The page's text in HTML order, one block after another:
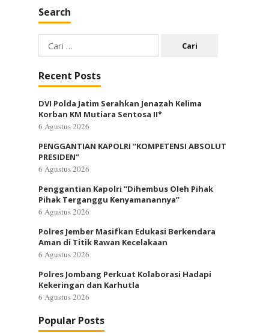
Search
Cari
untuk:
Recent Posts
DVI Polda Jatim Serahkan Jenazah Kelima
Korban KM Mutiara Sentosa II*
6 Agustus 2026
PENGGANTIAN KAPOLRI “KOMPETENSI ABSOLUT
PRESIDEN”
6 Agustus 2026
Penggantian Kapolri “Dihembus Oleh Pihak
Pihak Terganggu Kenyamanannya”
6 Agustus 2026
Polres Jember Masifkan Edukasi Berkendara
Aman di Titik Rawan Kecelakaan
6 Agustus 2026
Polres Jombang Perkuat Kolaborasi Hadapi
Kekeringan dan Karhutla
6 Agustus 2026
Popular Posts